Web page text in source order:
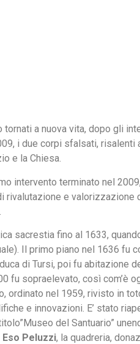
tornati a nuova vita, dopo gli
i due corpi sfalsati, risalenti
e la Chiesa.
intervento terminato nel
rivalutazione e valorizzazione
sacrestia fino al 1633,
Il primo piano nel 1636 fu
di Tursi, poi fu abitazione
fu sopraelevato, così com’è
ordinato nel 1959, rivisto in
e innovazioni. E’ stato
del Santuario”
Eso Peluzzi, la quadreria,